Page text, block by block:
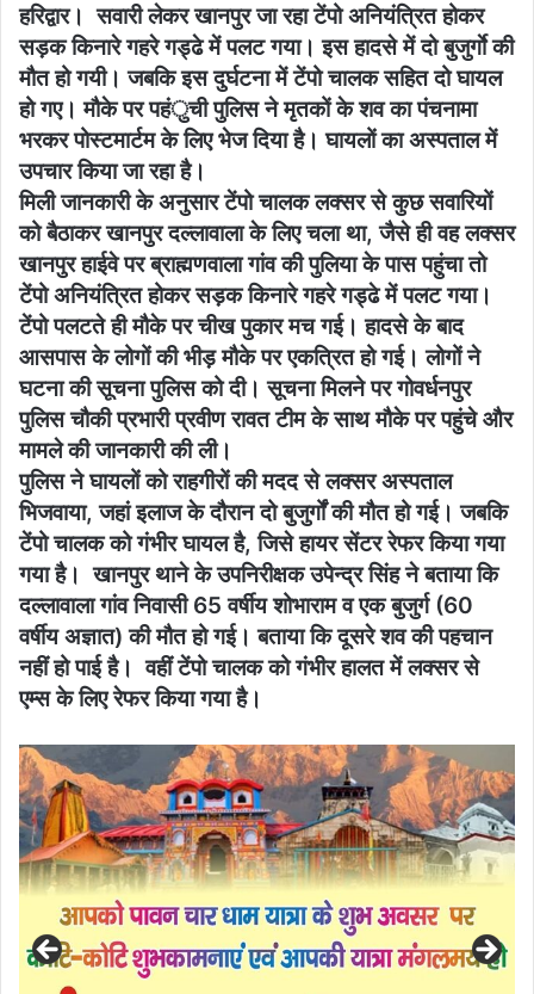
हरिद्वार। सवारी लेकर खानपुर जा रहा टेंपो अनियंत्रित होकर
सड़क किनारे गहरे गड्ढे में पलट गया। इस हादसे में दो बुजुर्गाे की
मौत हो गयी। जबकि इस दुर्घटना में टेंपो चालक सहित दो घायल
हो गए। मौके पर पहंुची पुलिस ने मृतकों के शव का पंचनामा
भरकर पोस्टमार्टम के लिए भेज दिया है। घायलों का अस्पताल में
उपचार किया जा रहा है।
मिली जानकारी के अनुसार टेंपो चालक लक्सर से कुछ सवारियों
को बैठाकर खानपुर दल्लावाला के लिए चला था, जैसे ही वह लक्सर
खानपुर हाईवे पर ब्राह्मणवाला गांव की पुलिया के पास पहुंचा तो
टेंपो अनियंत्रित होकर सड़क किनारे गहरे गड्ढे में पलट गया।
टेंपो पलटते ही मौके पर चीख पुकार मच गई। हादसे के बाद
आसपास के लोगों की भीड़ मौके पर एकत्रित हो गई। लोगों ने
घटना की सूचना पुलिस को दी। सूचना मिलने पर गोवर्धनपुर
पुलिस चौकी प्रभारी प्रवीण रावत टीम के साथ मौके पर पहुंचे और
मामले की जानकारी की ली।
पुलिस ने घायलों को राहगीरों की मदद से लक्सर अस्पताल
भिजवाया, जहां इलाज के दौरान दो बुजुर्गों की मौत हो गई। जबकि
टेंपो चालक को गंभीर घायल है, जिसे हायर सेंटर रेफर किया गया
गया है। खानपुर थाने के उपनिरीक्षक उपेन्द्र सिंह ने बताया कि
दल्लावाला गांव निवासी 65 वर्षीय शोभाराम व एक बुजुर्ग (60
वर्षीय अज्ञात) की मौत हो गई। बताया कि दूसरे शव की पहचान
नहीं हो पाई है। वहीं टेंपो चालक को गंभीर हालत में लक्सर से
एम्स के लिए रेफर किया गया है।